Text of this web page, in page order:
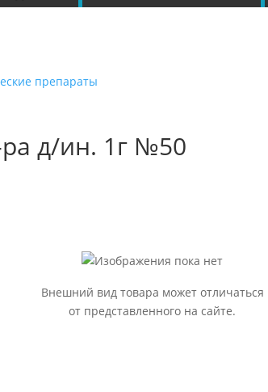
препараты
д/ин. 1г №50
Внешний вид товара может отличаться
от представленного на сайте.